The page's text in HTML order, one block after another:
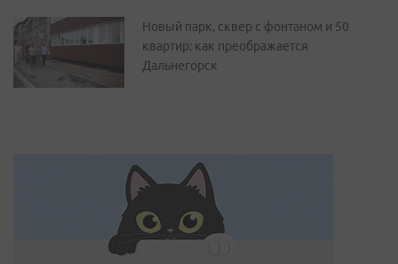
Новый парк, сквер с фонтаном и 50
квартир: как преображается
Дальнегорск